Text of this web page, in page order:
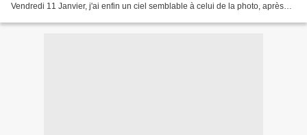
Vendredi 11 Janvier, j'ai enfin un ciel semblable à celui de la photo, après